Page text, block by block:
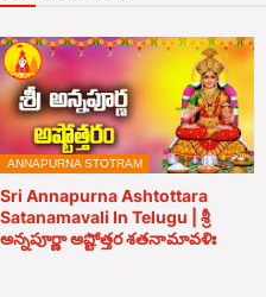
ANNAPURNA STOTRAM
Sri Annapurna Ashtottara
Satanamavali In Telugu | శ్రీ
అన్నపూర్ణా అష్టోత్తర శతనామావళిః